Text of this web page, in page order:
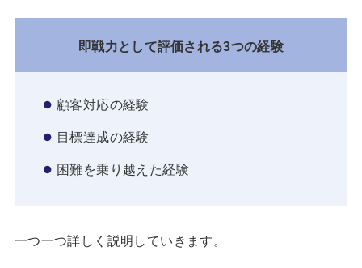
即戦力として評価される3つの経験
顧客対応の経験
目標達成の経験
困難を乗り越えた経験
一つ一つ詳しく説明していきます。